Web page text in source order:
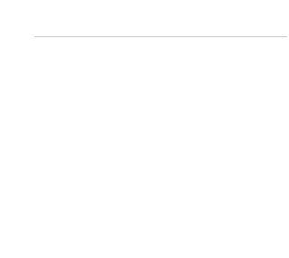
으로 긴급하게 자금이 필요할 경우 간편